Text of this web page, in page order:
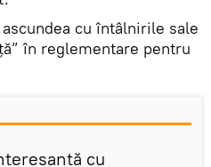
cu întâlnirile sale
în reglementare pentru
cu